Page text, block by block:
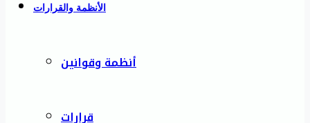
الأنظمة والقرارات
أنظمة وقوانين
قرارات